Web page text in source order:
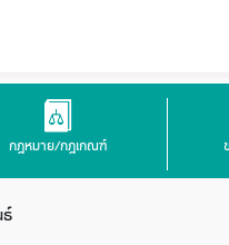
กฎหมาย/กฎเกณฑ์